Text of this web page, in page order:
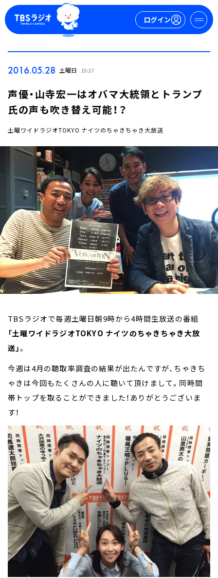
ログイン
今日の番組表
週間番組表
トピックス
TBS Podcast
お知らせ
イベント・グッズ
YouTube
会社情報
2016.05.28 土曜日 15:17
声優・山寺宏一はオバマ大統領とトランプ
氏の声も吹き替え可能！？
土曜ワイドラジオTOKYO ナイツのちゃきちゃき大放送
TBSラジオで毎週土曜日朝9時から4時間生放送の番組
「土曜ワイドラジオTOKYO ナイツのちゃきちゃき大放
送」。
今週は4月の聴取率調査の結果が出たんですが、ちゃきち
ゃきは今回もたくさんの人に聴いて頂けまして。同時間
帯トップを取ることができました！ありがとうございま
す！